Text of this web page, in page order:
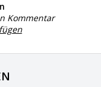
Kommentar